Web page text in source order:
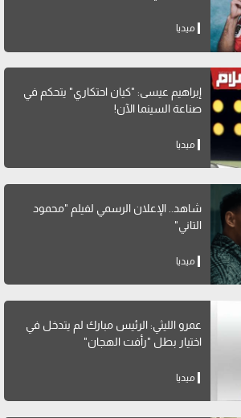
ميديا
إبراهيم عيسى: "كيان احتكاري" يتحكم في
صناعة السينما الآن!
ميديا
شاهد.. الإعلان الرسمي لفيلم "محمود
التاني"
ميديا
عمرو الليثي: الرئيس مبارك لم يتدخل في
اختيار بطل "رأفت الهجان"
ميديا